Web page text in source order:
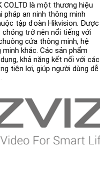
CO.LTD là một thương hiệu
pháp an ninh thông minh
tập đoàn Hikvision. Được
chóng trở nên nổi tiếng với
cửa thông minh, hệ
khác. Các sản phẩm
khả năng kết nối với các
tiện lợi, giúp người dùng dễ